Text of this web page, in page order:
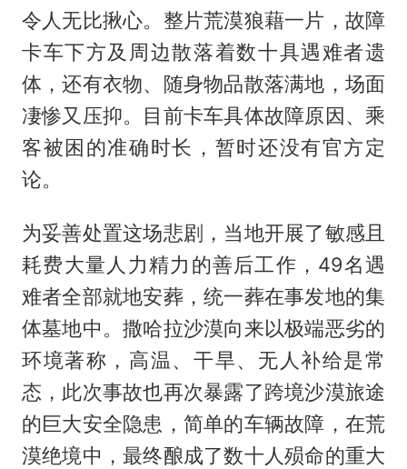
令人无比揪心。整片荒漠狼藉一片，故障
卡车下方及周边散落着数十具遇难者遗
体，还有衣物、随身物品散落满地，场面
凄惨又压抑。目前卡车具体故障原因、乘
客被困的准确时长，暂时还没有官方定
论。
为妥善处置这场悲剧，当地开展了敏感且
耗费大量人力精力的善后工作，49名遇
难者全部就地安葬，统一葬在事发地的集
体墓地中。撒哈拉沙漠向来以极端恶劣的
环境著称，高温、干旱、无人补给是常
态，此次事故也再次暴露了跨境沙漠旅途
的巨大安全隐患，简单的车辆故障，在荒
漠绝境中，最终酿成了数十人殒命的重大